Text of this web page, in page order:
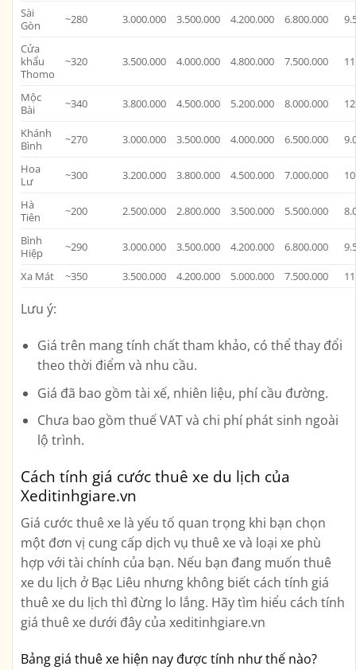
Sài
Gòn
~280 3.000.000 3.500.000 4.200.000 6.800.000
Cửa
khẩu
Thomo
~320 3.500.000 4.000.000 4.800.000 7.500.000
Mộc
Bài
~340 3.800.000 4.500.000 5.200.000 8.000.000
Khánh
Bình
~270 3.000.000 3.500.000 4.000.000 6.500.000
Hoa
Lư
~300 3.200.000 3.800.000 4.500.000 7.000.000
Hà
Tiên
~200 2.500.000 2.800.000 3.500.000 5.500.000
Bình
Hiệp
~290 3.000.000 3.500.000 4.200.000 6.800.000
Xa Mát ~350 3.500.000 4.200.000 5.000.000 7.500.000
Lưu ý:
Giá trên mang tính chất tham khảo, có thể thay đổi
theo thời điểm và nhu cầu.
Giá đã bao gồm tài xế, nhiên liệu, phí cầu đường.
Chưa bao gồm thuế VAT và chi phí phát sinh ngoài
lộ trình.
Cách tính giá cước thuê xe du lịch của
Xeditinhgiare.vn
Giá cước thuê xe là yếu tố quan trọng khi bạn chọn
một đơn vị cung cấp dịch vụ thuê xe và loại xe phù
hợp với tài chính của bạn. Nếu bạn đang muốn thuê
xe du lịch ở Bạc Liêu nhưng không biết cách tính giá
thuê xe du lịch thì đừng lo lắng. Hãy tìm hiểu cách tính
giá thuê xe dưới đây của xeditinhgiare.vn
Bảng giá thuê xe hiện nay được tính như thế nào?